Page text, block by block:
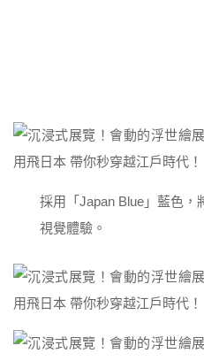
採用「Japan Blue」藍色，
視覺體驗。